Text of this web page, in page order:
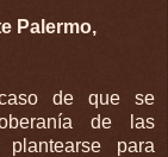
Palermo,
de que se
de las
para